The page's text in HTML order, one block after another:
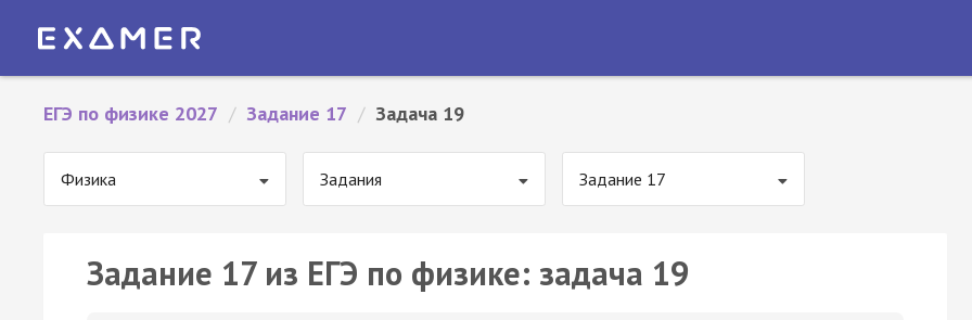
ЕГЭ по физике 2027 / Задание 17 / Задача 19
Физика Задания Задание 17
Задание 17 из ЕГЭ по физике: задача 19